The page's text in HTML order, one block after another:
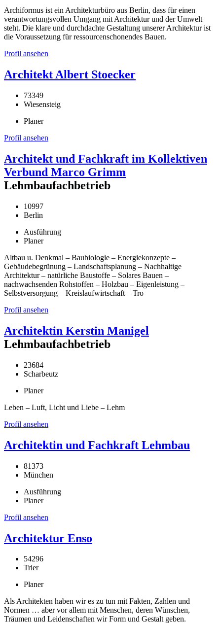
Archiformus ist ein Architekturbüro aus Berlin, dass für einen
verantwortungsvollen Umgang mit Architektur und der Umwelt
steht. Die klare und durchdachte Gestaltung unserer Architektur ist
die Voraussetzung für ressourcenschonendes Bauen.
Profil ansehen
Architekt Albert Stoecker
73349
Wiesensteig
Planer
Profil ansehen
Architekt und Fachkraft im Kollektiven
Verbund Marco Grimm
Lehmbaufachbetrieb
10997
Berlin
Ausführung
Planer
Altbau u. Denkmal – Baubiologie – Energiekonzepte –
Gebäudebegrünung – Landschaftsplanung – Nachhaltige
Architektur – natürliche Baustoffe – Solares Bauen –
nachwachsenden Rohstoffen – Holzbau – Eigenleistung –
Selbstversorgung – Kreislaufwirtschaft – Tro
Profil ansehen
Architektin Kerstin Manigel
Lehmbaufachbetrieb
23684
Scharbeutz
Planer
Leben – Luft, Licht und Liebe – Lehm
Profil ansehen
Architektin und Fachkraft Lehmbau
81373
München
Ausführung
Planer
Profil ansehen
Architektur Enso
54296
Trier
Planer
Als Architekten haben wir es zu tun mit Fakten, Zahlen und
Normen … aber vor allem mit Menschen, deren Wünschen,
Träumen und Leidenschaften wir Form und Gestalt geben.